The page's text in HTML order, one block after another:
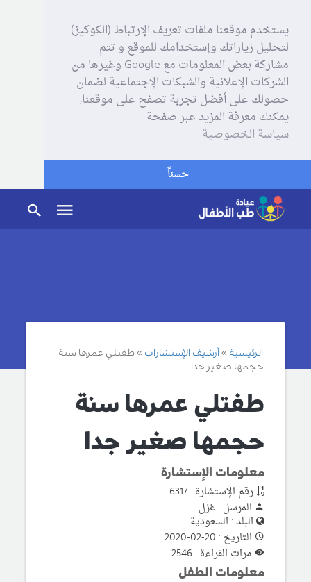
يستخدم موقعنا ملفات تعريف الإرتباط (الكوكيز)
لتحليل زياراتك وإستخدامك للموقع و تتم
مشاركة بعض المعلومات مع Google وغيرها من
الشركات الإعلانية والشبكات الإجتماعية لضمان
حصولك على أفضل تجربة تصفح على موقعنا,
يمكنك معرفة المزيد عبر صفحة
سياسة الخصوصية
حسناً
الرئيسية أرشيف الإستشارات
طفتلي عمرها سنة
حجمها صغير جدا
طفتلي عمرها سنة
حجمها صغير جدا
معلومات الإستشارة
رقم الإستشارة : 6317
المرسل : غزل
البلد : السعودية
التاريخ : 20-02-2020
مرات القراءة : 2546
معلومات الطفل